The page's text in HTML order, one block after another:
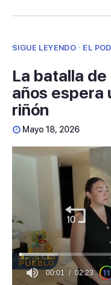
SIGUE LEYENDO · EL
La batalla
años espera
riñón
Mayo 18, 2026
00:01 02:23